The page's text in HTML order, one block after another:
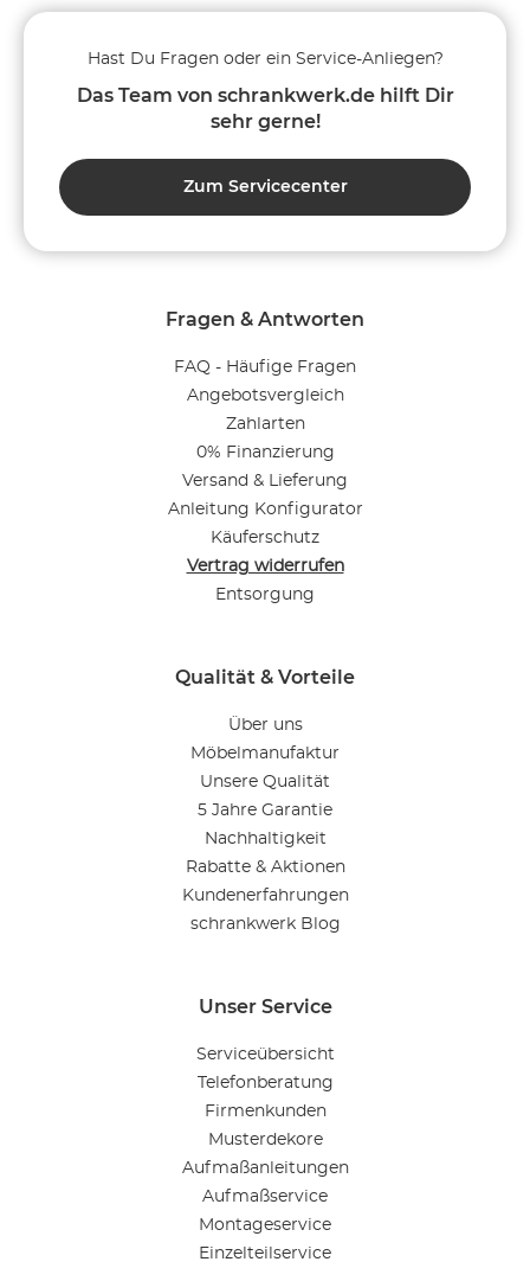
Fragen & Antworten
FAQ - Häufige Fragen
Angebotsvergleich
Zahlarten
0% Finanzierung
Versand & Lieferung
Anleitung Konfigurator
Käuferschutz
Vertrag widerrufen
Entsorgung
Qualität & Vorteile
Über uns
Möbelmanufaktur
Unsere Qualität
5 Jahre Garantie
Nachhaltigkeit
Rabatte & Aktionen
Kundenerfahrungen
schrankwerk Blog
Unser Service
Serviceübersicht
Telefonberatung
Firmenkunden
Musterdekore
Aufmaßanleitungen
Aufmaßservice
Montageservice
Einzelteilservice
Hast Du Fragen oder ein Service-Anliegen?
Das Team von schrankwerk.de hilft Dir
sehr gerne!
Zum Servicecenter